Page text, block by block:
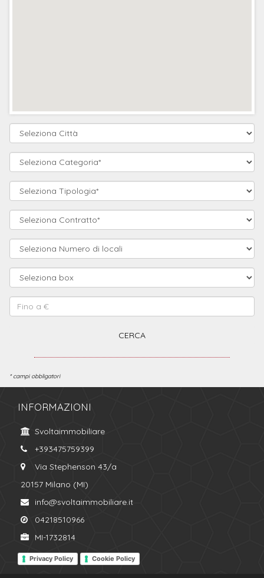
* campi obbligatori
INFORMAZIONI
Svoltaimmobiliare
+393475759399
Via Stephenson 43/a
20157 Milano (MI)
info@svoltaimmobiliare.it
04218510966
MI-1732814
Privacy Policy Cookie Policy